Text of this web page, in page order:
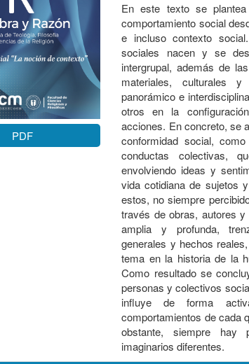
PDF
En este texto se
comportamiento social
e incluso contexto
sociales nacen y se
intergrupal, además de
materiales, culturales
panorámico e
otros en la
acciones. En concreto, se
conformidad social,
conductas colectivas,
envolviendo ideas y
vida cotidiana de sujetos
estos, no siempre
través de obras, autores
amplia y profunda,
generales y hechos
tema en la historia de la
Como resultado se
personas y colectivos
influye de forma
comportamientos de cada
obstante, siempre hay
imaginarios diferentes.